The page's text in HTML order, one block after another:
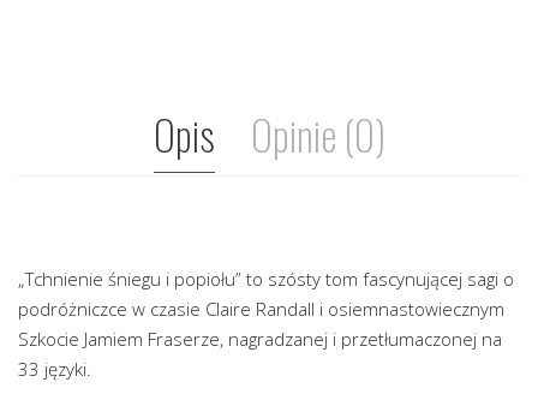
Opis Opinie (0)
„Tchnienie śniegu i popiołu” to szósty tom fascynującej sagi o
podróżniczce w czasie Claire Randall i osiemnastowiecznym
Szkocie Jamiem Fraserze, nagradzanej i przetłumaczonej na
33 języki.